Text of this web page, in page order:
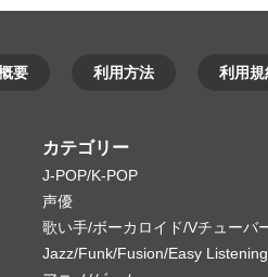
要 利用方法 利用規
カテゴリー
J-POP/K-POP
声優
歌い手/ボーカロイド/Vチューバ
Jazz/Funk/Fusion/Easy Listening